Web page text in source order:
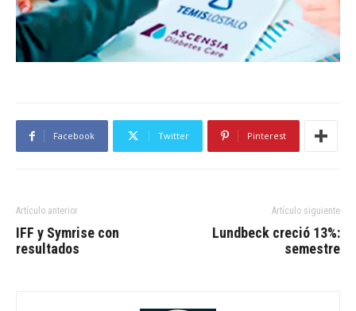
Facebook Twitter Pinterest
Artículo anterior
IFF y Symrise con
resultados
Artículo siguiente
Lundbeck creció 13%:
semestre